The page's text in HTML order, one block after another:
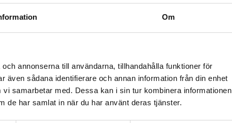
Om
annonserna till användarna, tillhandahålla funktioner för
sådana identifierare och annan information från din enhet
samarbetar med. Dessa kan i sin tur kombinera informationen
de har samlat in när du har använt deras tjänster.